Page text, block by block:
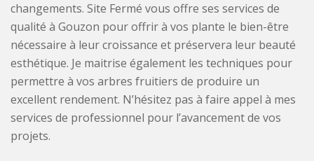
changements. Site Fermé vous offre ses services de
qualité à Gouzon pour offrir à vos plante le bien-être
nécessaire à leur croissance et préservera leur beauté
esthétique. Je maitrise également les techniques pour
permettre à vos arbres fruitiers de produire un
excellent rendement. N’hésitez pas à faire appel à mes
services de professionnel pour l’avancement de vos
projets.